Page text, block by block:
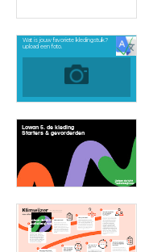
Wat is jouw favoriete kledingstuk?
upload een foto.
Lowan 5. de kleding
Starters & gevorderden